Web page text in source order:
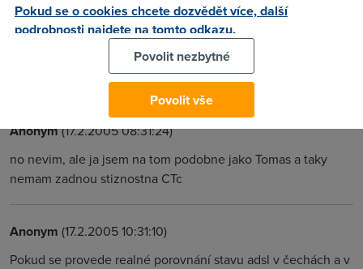
(17.2.2005 08:19:37)
Dobrej reklamni pokus, pozdravuj v CTc.
Anonym(17.2.2005 08:31:24)
no nevim, ale ja jsem na tom podobne jako Tomas a taky
nemam zadnou stiznostna CTc
Anonym (17.2.2005 10:31:10)
Pokud se provede realné porovnání stavu adsl v čechách a v
Pokud se o cookies chcete dozvědět více, další
podrobnosti najdete na tomto odkazu.
Povolit nezbytné
Povolit vše